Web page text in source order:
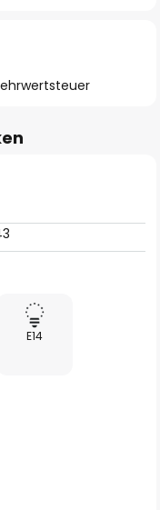
E14